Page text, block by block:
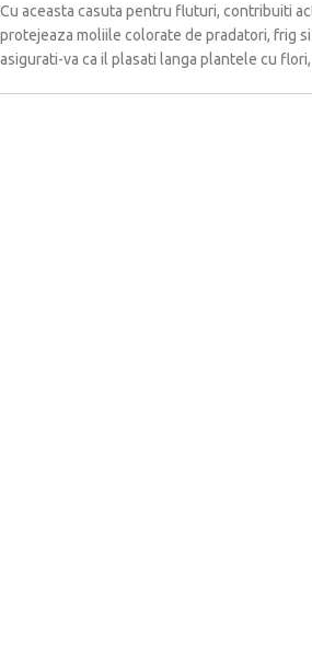
Cu aceasta casuta pentru fluturi, contribuiti
protejeaza moliile colorate de pradatori, frig
asigurati-va ca il plasati langa plantele cu